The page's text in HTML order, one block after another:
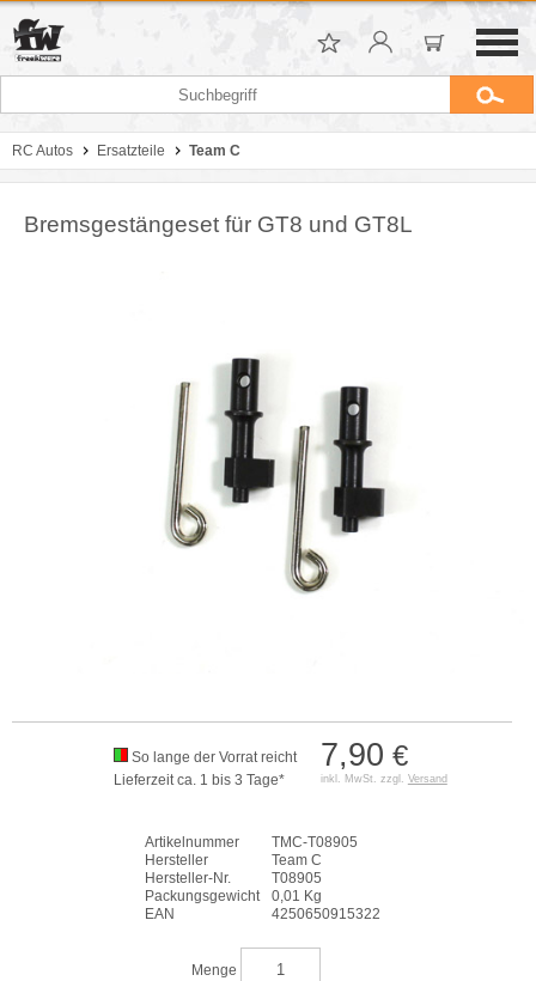
RC Autos Ersatzteile Team C
Bremsgestängeset für GT8 und GT8L
7,90 €
inkl. MwSt. zzgl. Versand
So lange der Vorrat reicht
Lieferzeit ca. 1 bis 3 Tage*
Artikelnummer
TMC-T08905
Hersteller
Team C
Hersteller-Nr.
T08905
Packungsgewicht
0,01 Kg
EAN
4250650915322
Menge